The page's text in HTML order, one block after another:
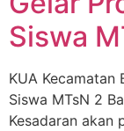
Siswa
KUA Kecamatan
Siswa MTsN 2
Kesadaran akan